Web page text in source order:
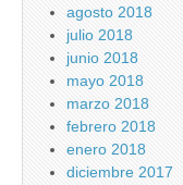
agosto 2018
julio 2018
junio 2018
mayo 2018
marzo 2018
febrero 2018
enero 2018
diciembre 2017